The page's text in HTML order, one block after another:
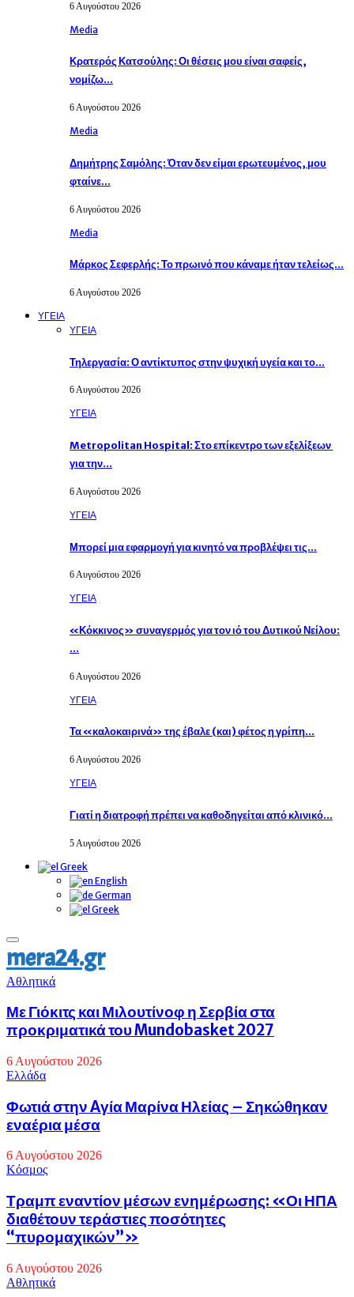
6 Αυγούστου 2026
Media
Κρατερός Κατσούλης: Οι θέσεις μου είναι σαφείς,
νομίζω…
6 Αυγούστου 2026
Media
Δημήτρης Σαμόλης: Όταν δεν είμαι ερωτευμένος, μου
φταίνε…
6 Αυγούστου 2026
Media
Μάρκος Σεφερλής: Το πρωινό που κάναμε ήταν τελείως…
6 Αυγούστου 2026
ΥΓΕΙΑ
ΥΓΕΙΑ
Τηλεργασία: Ο αντίκτυπος στην ψυχική υγεία και το…
6 Αυγούστου 2026
ΥΓΕΙΑ
Metropolitan Hospital: Στο επίκεντρο των εξελίξεων
για την…
6 Αυγούστου 2026
ΥΓΕΙΑ
Μπορεί μια εφαρμογή για κινητό να προβλέψει τις…
6 Αυγούστου 2026
ΥΓΕΙΑ
«Κόκκινος» συναγερμός για τον ιό του Δυτικού Νείλου:
…
6 Αυγούστου 2026
ΥΓΕΙΑ
Τα «καλοκαιρινά» της έβαλε (και) φέτος η γρίπη…
6 Αυγούστου 2026
ΥΓΕΙΑ
Γιατί η διατροφή πρέπει να καθοδηγείται από κλινικό…
5 Αυγούστου 2026
Greek
English
German
Greek
Primary
Menu
mera24.gr
Αθλητικά
Με Γιόκιτς και Μιλουτίνοφ η Σερβία στα
προκριματικά του Mundobasket 2027
6 Αυγούστου 2026
Eλλάδα
Φωτιά στην Aγία Μαρίνα Ηλείας – Σηκώθηκαν
εναέρια μέσα
6 Αυγούστου 2026
Κόσμος
Τραμπ εναντίον μέσων ενημέρωσης: «Οι ΗΠΑ
διαθέτουν τεράστιες ποσότητες
“πυρομαχικών”»
6 Αυγούστου 2026
Αθλητικά